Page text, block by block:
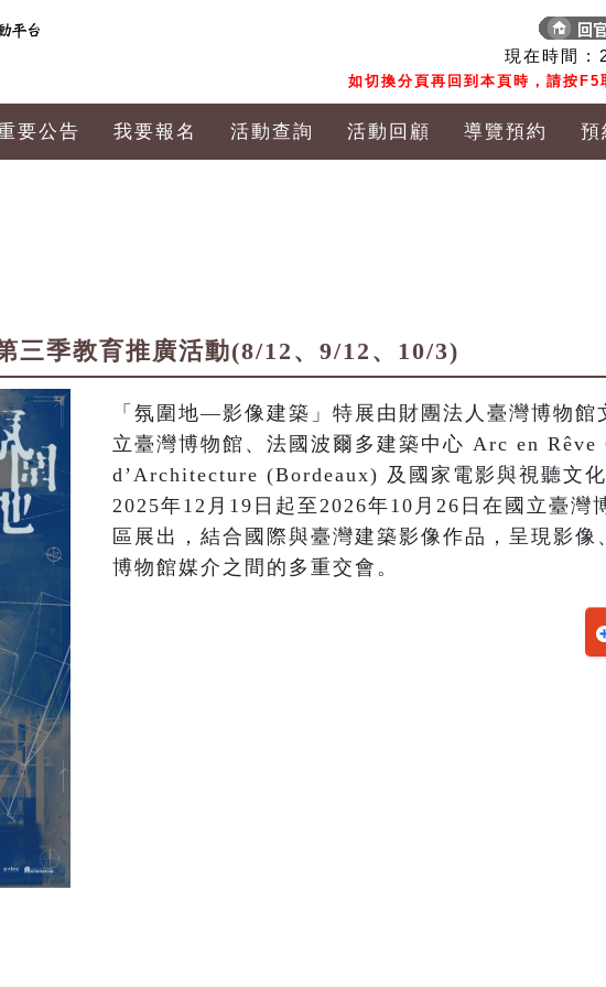
現在時間 :
如切換分頁再回到本頁時，請按F5
要公告 我要報名 活動查詢 活動回顧 導覽預約 預
三季教育推廣活動(8/12、9/12、10/3)
「氛圍地—影像建築」特展由財團法人臺灣博物館
立臺灣博物館、法國波爾多建築中心 Arc en Rêve
d’Architecture (Bordeaux) 及國家電影與視聽文化
2025年12月19日起至2026年10月26日在國立臺灣
區展出，結合國際與臺灣建築影像作品，呈現影像
博物館媒介之間的多重交會。